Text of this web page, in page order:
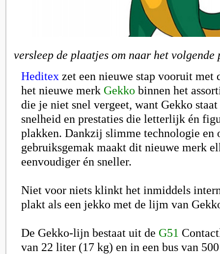
versleep de plaatjes om naar het
Heditex zet een nieuwe stap vooruit met
het nieuwe merk Gekko binnen het
die je niet snel vergeet, want Gekko
snelheid en prestaties die letterlijk én
plakken. Dankzij slimme technologie en
gebruiksgemak maakt dit nieuwe merk
eenvoudiger én sneller.
Niet voor niets klinkt het inmiddels
plakt als een jekko met de lijm van
De Gekko-lijn bestaat uit de G51
van 22 liter (17 kg) en in een bus van